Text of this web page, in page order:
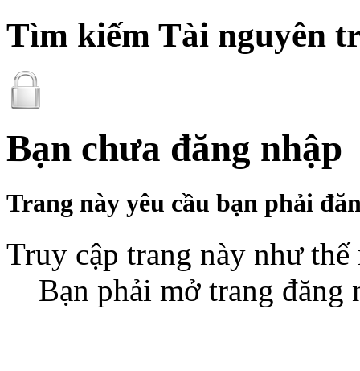
Tìm kiếm Tài nguyên
Bạn chưa đăng nhập
Trang này yêu cầu bạn phải
Truy cập trang này như thế
Bạn phải mở trang đăng